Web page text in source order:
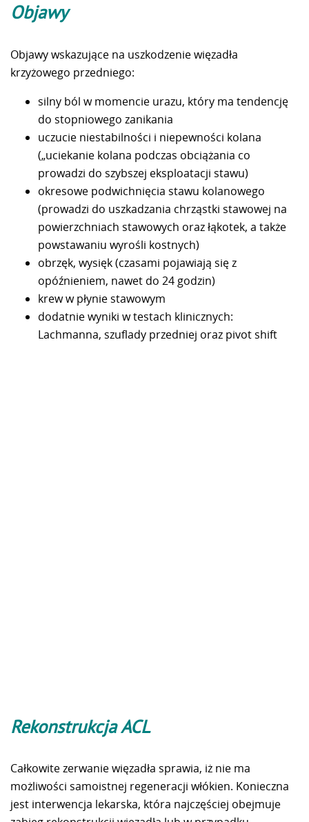
Objawy
Objawy wskazujące na uszkodzenie więzadła
krzyżowego przedniego:
silny ból w momencie urazu, który ma tendencję
do stopniowego zanikania
uczucie niestabilności i niepewności kolana
(„uciekanie kolana podczas obciążania co
prowadzi do szybszej eksploatacji stawu)
okresowe podwichnięcia stawu kolanowego
(prowadzi do uszkadzania chrząstki stawowej na
powierzchniach stawowych oraz łąkotek, a także
powstawaniu wyrośli kostnych)
obrzęk, wysięk (czasami pojawiają się z
opóźnieniem, nawet do 24 godzin)
krew w płynie stawowym
dodatnie wyniki w testach klinicznych:
Lachmanna, szuflady przedniej oraz pivot shift
Rekonstrukcja ACL
Całkowite zerwanie więzadła sprawia, iż nie ma
możliwości samoistnej regeneracji włókien. Konieczna
jest interwencja lekarska, która najczęściej obejmuje